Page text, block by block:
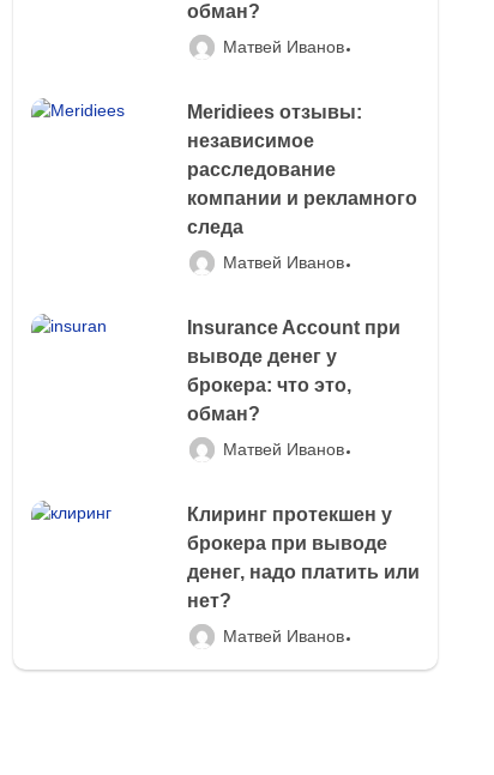
обман?
Матвей Иванов
Meridiees отзывы:
независимое
расследование
компании и рекламного
следа
Матвей Иванов
Insurance Account при
выводе денег у
брокера: что это,
обман?
Матвей Иванов
Клиринг протекшен у
брокера при выводе
денег, надо платить или
нет?
Матвей Иванов